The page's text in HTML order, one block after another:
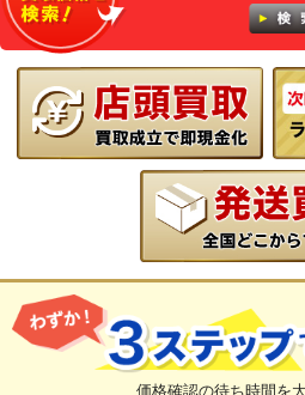
価格確認の待ち時間を